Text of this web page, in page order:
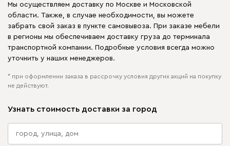
Мы осуществляем доставку по Москве и Московской
области. Также, в случае необходимости, вы можете
забрать свой заказ в пункте самовывоза. При заказе мебели
в регионы мы обеспечиваем доставку груза до терминала
транспортной компании. Подробные условия всегда можно
уточнить у наших менеджеров.
* при оформлении заказа в рассрочку условия других акций на покупку
не действуют.
Узнать стоимость доставки за город